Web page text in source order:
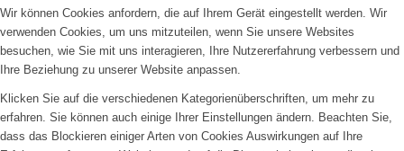
Wir können Cookies anfordern, die auf Ihrem Gerät eingestellt werden. Wir
verwenden Cookies, um uns mitzuteilen, wenn Sie unsere Websites
besuchen, wie Sie mit uns interagieren, Ihre Nutzererfahrung verbessern und
Ihre Beziehung zu unserer Website anpassen.
Klicken Sie auf die verschiedenen Kategorienüberschriften, um mehr zu
erfahren. Sie können auch einige Ihrer Einstellungen ändern. Beachten Sie,
dass das Blockieren einiger Arten von Cookies Auswirkungen auf Ihre